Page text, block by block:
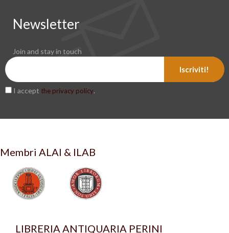
Newsletter
Join and stay in touch
Iscriviti!
I accept the privacy policy.
Membri ALAI & ILAB
LIBRERIA ANTIQUARIA PERINI